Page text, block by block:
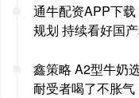
通牛配资APP下
规划 持续看好国
鑫策略 A2型牛奶
耐受者喝了不胀气